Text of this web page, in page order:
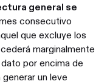
general se
consecutivo
que excluye los
marginalmente
por encima de
un leve